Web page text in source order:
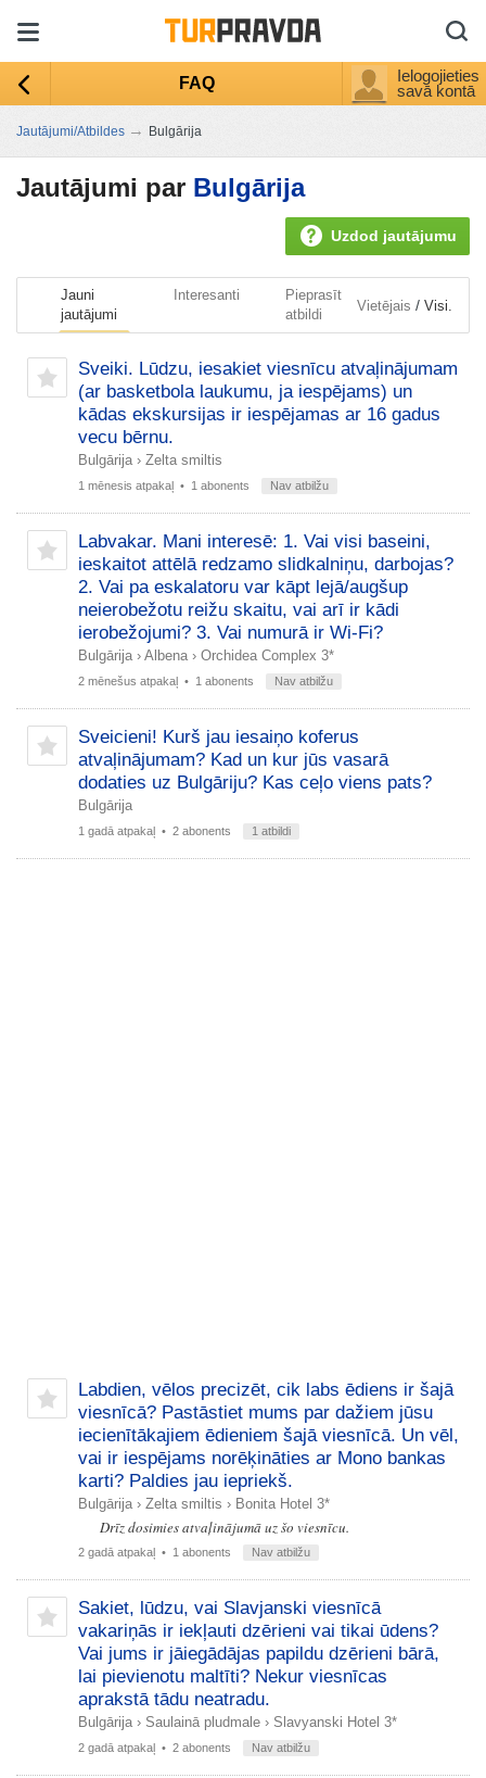
FAQ
Ielogojieties
savā kontā
Jautājumi/Atbildes → Bulgārija
Jautājumi par Bulgārija
Uzdod jautājumu
Jauni
jautājumi
Interesanti
Pieprasīt
atbildi
Vietējais / Visi.
Sveiki. Lūdzu, iesakiet viesnīcu atvaļinājumam
(ar basketbola laukumu, ja iespējams) un
kādas ekskursijas ir iespējamas ar 16 gadus
vecu bērnu.
Bulgārija › Zelta smiltis
1 mēnesis atpakaļ • 1 abonents Nav atbilžu
Labvakar. Mani interesē: 1. Vai visi baseini,
ieskaitot attēlā redzamo slidkalniņu, darbojas?
2. Vai pa eskalatoru var kāpt lejā/augšup
neierobežotu reižu skaitu, vai arī ir kādi
ierobežojumi? 3. Vai numurā ir Wi-Fi?
Bulgārija › Albena › Orchidea Complex 3*
2 mēnešus atpakaļ • 1 abonents Nav atbilžu
Sveicieni! Kurš jau iesaiņo koferus
atvaļinājumam? Kad un kur jūs vasarā
dodaties uz Bulgāriju? Kas ceļo viens pats?
Bulgārija
1 gadā atpakaļ • 2 abonents 1 atbildi
Labdien, vēlos precizēt, cik labs ēdiens ir šajā
viesnīcā? Pastāstiet mums par dažiem jūsu
iecienītākajiem ēdieniem šajā viesnīcā. Un vēl,
vai ir iespējams norēķināties ar Mono bankas
karti? Paldies jau iepriekš.
Bulgārija › Zelta smiltis › Bonita Hotel 3*
Drīz dosimies atvaļinājumā uz šo viesnīcu.
2 gadā atpakaļ • 1 abonents Nav atbilžu
Sakiet, lūdzu, vai Slavjanski viesnīcā
vakariņās ir iekļauti dzērieni vai tikai ūdens?
Vai jums ir jāiegādājas papildu dzērieni bārā,
lai pievienotu maltīti? Nekur viesnīcas
aprakstā tādu neatradu.
Bulgārija › Saulainā pludmale › Slavyanski Hotel 3*
2 gadā atpakaļ • 2 abonents Nav atbilžu